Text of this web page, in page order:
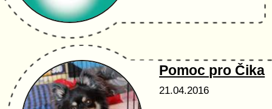
Pomoc pro Čika
21.04.2016